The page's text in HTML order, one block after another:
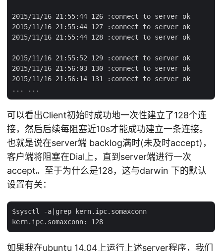
2015/11/16 21:55:44 126 :connect to server ok
2015/11/16 21:55:44 127 :connect to server ok
2015/11/16 21:55:44 128 :connect to server ok
2015/11/16 21:55:52 129 :connect to server ok
2015/11/16 21:56:03 130 :connect to server ok
2015/11/16 21:56:14 131 :connect to server ok
可以看出Client初始时成功地一次性建立了128个连
接，然后后续每阻塞近10s才能成功建立一条连接。
也就是说在server端 backlog满时(未及时accept)，
客户端将阻塞在Dial上，直到server端进行一次
accept。至于为什么是128，这与darwin 下的默认
设置有关：
$sysctl -a|grep kern.ipc.somaxconn
如果我在ubuntu 14.04上运行上述server程序，我们